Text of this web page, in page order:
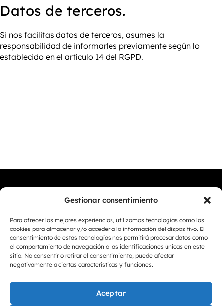
Gestionar consentimiento
Para ofrecer las mejores experiencias, utilizamos tecnologías como las
cookies para almacenar y/o acceder a la información del dispositivo. El
consentimiento de estas tecnologías nos permitirá procesar datos como
el comportamiento de navegación o las identificaciones únicas en este
sitio. No consentir o retirar el consentimiento, puede afectar
negativamente a ciertas características y funciones.
Aceptar
Datos de terceros.
Si nos facilitas datos de terceros, asumes la
responsabilidad de informarles previamente según lo
establecido en el artículo 14 del RGPD.
POLÍTICA DE PRIVACIDAD
LAS BEATAS, 37
30740 SAN PEDRO DEL PINATAR
MURCIA